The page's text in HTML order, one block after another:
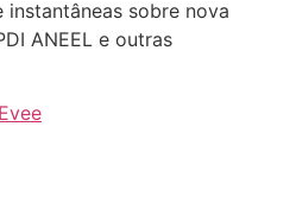
sobre nova
ANEEL e outras